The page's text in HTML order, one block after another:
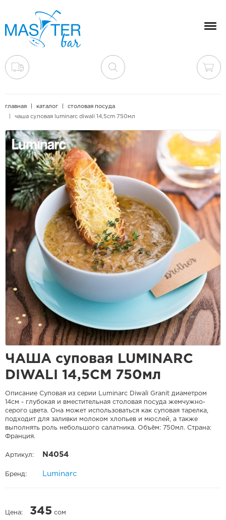
главная каталог
столовая посуда
чаша суповая luminarc diwali 14,5cm 750мл
ЧАША суповая LUMINARC
DIWALI 14,5CM 750мл
Описание Суповая из серии Luminarc Diwali Granit диаметром
14см - глубокая и вместительная столовая посуда жемчужно-
серого цвета. Она может использоваться как суповая тарелка,
подходит для заливки молоком хлопьев и мюслей, а также
выполнять роль небольшого салатника. Объём: 750мл. Страна:
Франция.
Артикул: N4054
Бренд: Luminarc
Цена: 345 сом